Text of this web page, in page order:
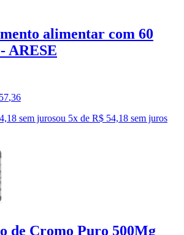
alimentar com 60
ARESE
,36
sem jurosou 5x de R$ 54,18 sem juros
de Cromo Puro 500Mg